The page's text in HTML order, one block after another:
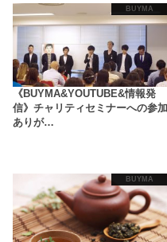
BUYMA
《BUYMA&YOUTUBE&情報発
信》チャリティセミナーへの参加
ありが…
BUYMA